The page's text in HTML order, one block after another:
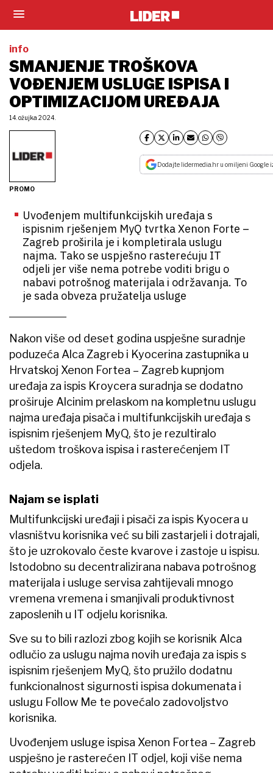
info
SMANJENJE TROŠKOVA
VOĐENJEM USLUGE ISPISA I
OPTIMIZACIJOM UREĐAJA
14. ožujka 2024.
PROMO
Dodajte lidermedia.hr u omiljeni Google
Uvođenjem multifunkcijskih uređaja s
ispisnim rješenjem MyQ tvrtka Xenon Forte –
Zagreb proširila je i kompletirala uslugu
najma. Tako se uspješno rasterećuju IT
odjeli jer više nema potrebe voditi brigu o
nabavi potrošnog materijala i održavanja. To
je sada obveza pružatelja usluge
Nakon više od deset godina uspješne suradnje
poduzeća Alca Zagreb i Kyocerina zastupnika u
Hrvatskoj Xenon Fortea – Zagreb kupnjom
uređaja za ispis Kroycera suradnja se dodatno
proširuje Alcinim prelaskom na kompletnu uslugu
najma uređaja pisača i multifunkcijskih uređaja s
ispisnim rješenjem MyQ, što je rezultiralo
uštedom troškova ispisa i rasterećenjem IT
odjela.
Najam se isplati
Multifunkcijski uređaji i pisači za ispis Kyocera u
vlasništvu korisnika već su bili zastarjeli i dotrajali,
što je uzrokovalo česte kvarove i zastoje u ispisu.
Istodobno su decentralizirana nabava potrošnog
materijala i usluge servisa zahtijevali mnogo
vremena vremena i smanjivali produktivnost
zaposlenih u IT odjelu korisnika.
Sve su to bili razlozi zbog kojih se korisnik Alca
odlučio za uslugu najma novih uređaja za ispis s
ispisnim rješenjem MyQ, što pružilo dodatnu
funkcionalnost sigurnosti ispisa dokumenata i
uslugu Follow Me te povećalo zadovoljstvo
korisnika.
Uvođenjem usluge ispisa Xenon Fortea – Zagreb
uspješno je rasterećen IT odjel, koji više nema